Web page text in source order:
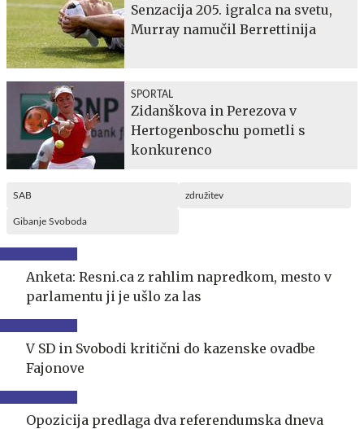
Senzacija 205. igralca na svetu,
Murray namučil Berrettinija
SPORTAL
Zidanškova in Perezova v
Hertogenboschu pometli s
konkurenco
SAB združitev
Gibanje Svoboda
Anketa: Resni.ca z rahlim napredkom, mesto v
parlamentu ji je ušlo za las
V SD in Svobodi kritični do kazenske ovadbe
Fajonove
Opozicija predlaga dva referendumska dneva